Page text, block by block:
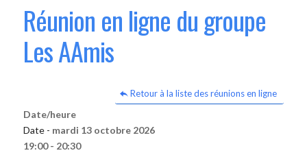
Réunion en ligne du groupe
Les AAmis
Retour à la liste des réunions en ligne
Date/heure
Date - mardi 13 octobre 2026
19:00 - 20:30